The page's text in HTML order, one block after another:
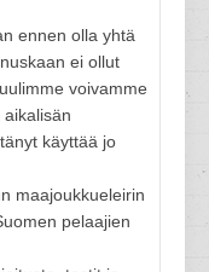
ennen olla yhtä
ei ollut
voivamme
käyttää jo
maajoukkueleirin
pelaajien